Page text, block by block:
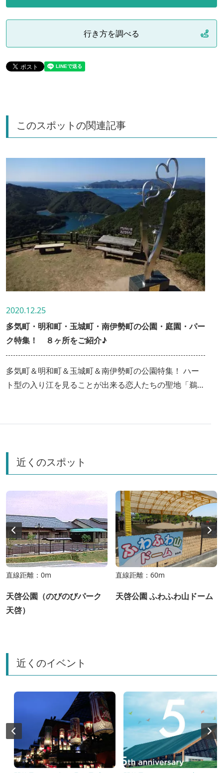
行き方を調べる
このスポットの関連記事
2020.12.25
多気町・明和町・玉城町・南伊勢町の公園・庭園・パー
ク特集！ ８ヶ所をご紹介♪
多気町＆明和町＆玉城町＆南伊勢町の公園特集！ ハー
ト型の入り江を見ることが出来る恋人たちの聖地「鵜倉
ポットをまとめてご紹介します♪
近くのスポット
直線距離：0m
天啓公園（のびのびパーク
天啓）
直線距離：60m
天啓公園 ふわふわ山ドーム
近くのイベント